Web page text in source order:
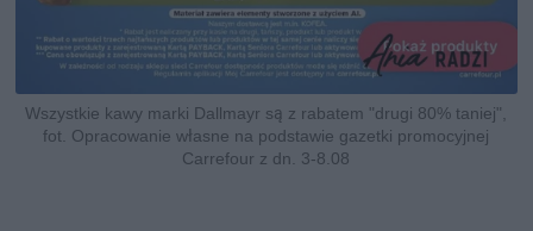
Wszystkie kawy marki Dallmayr są z rabatem "drugi 80% taniej",
fot. Opracowanie własne na podstawie gazetki promocyjnej
Carrefour z dn. 3-8.08